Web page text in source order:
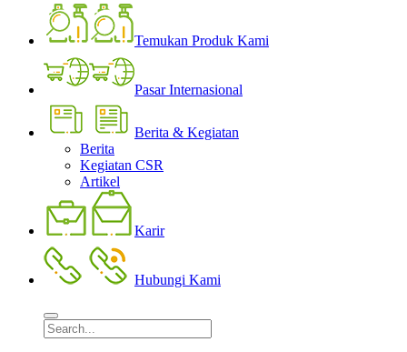
Temukan Produk Kami
Pasar Internasional
Berita & Kegiatan
Berita
Kegiatan CSR
Artikel
Karir
Hubungi Kami